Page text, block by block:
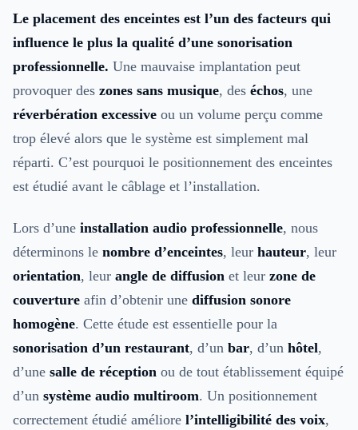
Le placement des enceintes est l’un des facteurs qui
influence le plus la qualité d’une sonorisation
professionnelle. Une mauvaise implantation peut
provoquer des zones sans musique, des échos, une
réverbération excessive ou un volume perçu comme
trop élevé alors que le système est simplement mal
réparti. C’est pourquoi le positionnement des enceintes
est étudié avant le câblage et l’installation.
Lors d’une installation audio professionnelle, nous
déterminons le nombre d’enceintes, leur hauteur, leur
orientation, leur angle de diffusion et leur zone de
couverture afin d’obtenir une diffusion sonore
homogène. Cette étude est essentielle pour la
sonorisation d’un restaurant, d’un bar, d’un hôtel,
d’une salle de réception ou de tout établissement équipé
d’un système audio multiroom. Un positionnement
correctement étudié améliore l’intelligibilité des voix,